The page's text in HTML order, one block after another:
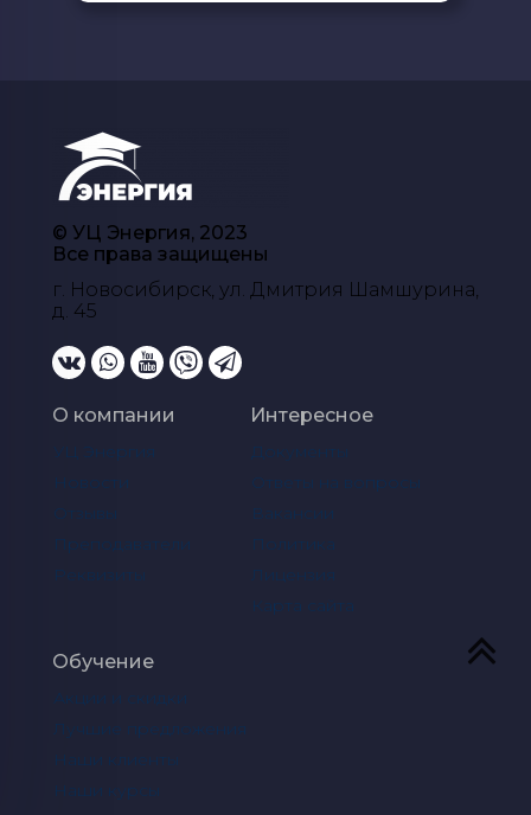
© УЦ Энергия, 2023
Все права защищены
г. Новосибирск, ул. Дмитрия Шамшурина,
д. 45
Интересное
Документы
Ответы на вопросы
Вакансии
Политика
Лицензия
Карта сайта
О компании
УЦ Энергия
Новости
Отзывы
Преподаватели
Реквизиты
Обучение
Акции и скидки
Лучшие предложения
Наши клиенты
Наши курсы